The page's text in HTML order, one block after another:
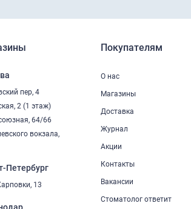
пер, 4
2 (1 этаж)
64/66
вокзала,
Петербург
13
Покупателям
О нас
Магазины
Доставка
Журнал
Акции
Контакты
Вакансии
Стоматолог ответит